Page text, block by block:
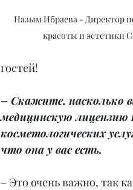
Назым Ибраева - Директор
красоты и эстетики
гостей!
– Скажите, насколько
медицинскую лицензию
косметологических
что она у вас есть.
– Это очень важно, так